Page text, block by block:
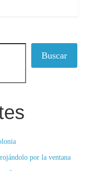
Buscar
por la ventana